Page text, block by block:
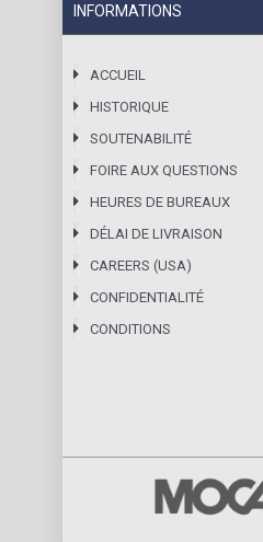
INFORMATIONS
ACCUEIL
HISTORIQUE
SOUTENABILITÉ
FOIRE AUX QUESTIONS
HEURES DE BUREAUX
DÉLAI DE LIVRAISON
CAREERS (USA)
CONFIDENTIALITÉ
CONDITIONS